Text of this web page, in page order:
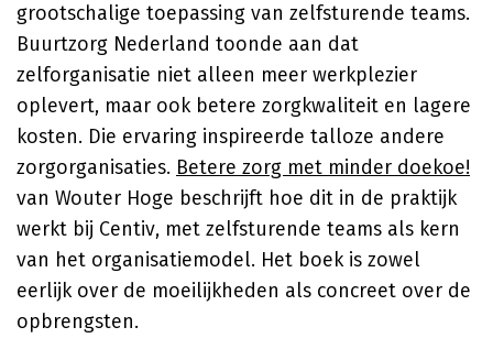
grootschalige toepassing van zelfsturende teams.
Buurtzorg Nederland toonde aan dat
zelforganisatie niet alleen meer werkplezier
oplevert, maar ook betere zorgkwaliteit en lagere
kosten. Die ervaring inspireerde talloze andere
zorgorganisaties. Betere zorg met minder doekoe!
van Wouter Hoge beschrijft hoe dit in de praktijk
werkt bij Centiv, met zelfsturende teams als kern
van het organisatiemodel. Het boek is zowel
eerlijk over de moeilijkheden als concreet over de
opbrengsten.